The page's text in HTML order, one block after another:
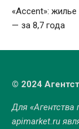
«Accent»:
— за 8,7 года
© 2024
Для
apimarket.ru